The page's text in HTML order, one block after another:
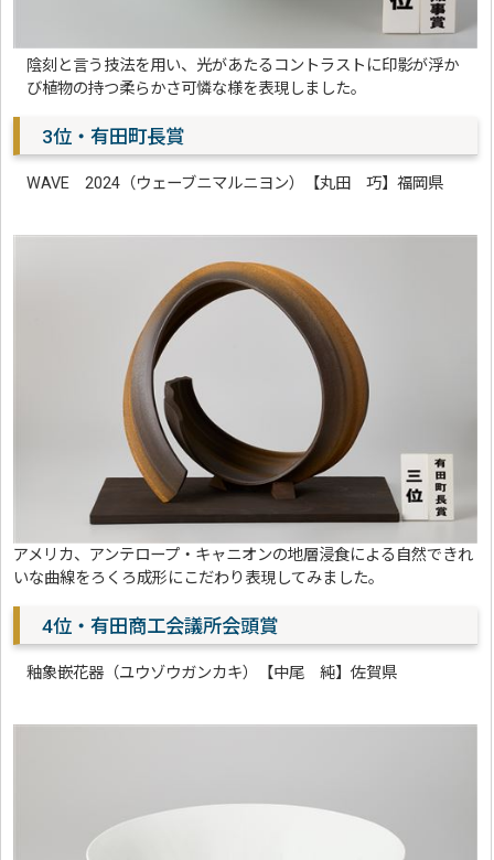
陰刻と言う技法を用い、光があたるコントラストに印影が浮か
び植物の持つ柔らかさ可憐な様を表現しました。
3位・有田町長賞
WAVE 2024（ウェーブニマルニヨン）【丸田 巧】福岡県
アメリカ、アンテロープ・キャニオンの地層浸食による自然できれ
いな曲線をろくろ成形にこだわり表現してみました。
4位・有田商工会議所会頭賞
釉象嵌花器（ユウゾウガンカキ）【中尾 純】佐賀県